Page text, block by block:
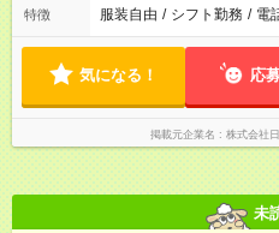
特徴 服装自由 / シフト勤務 / 電
気になる！ 応
掲載元企業名 株式会社
未